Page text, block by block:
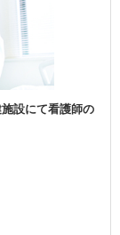
設にて看護師の